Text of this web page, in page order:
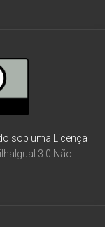
sob uma Licença
3.0 Não